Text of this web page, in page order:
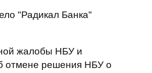
"Радикал Банка"
жалобы НБУ и
отмене решения НБУ о